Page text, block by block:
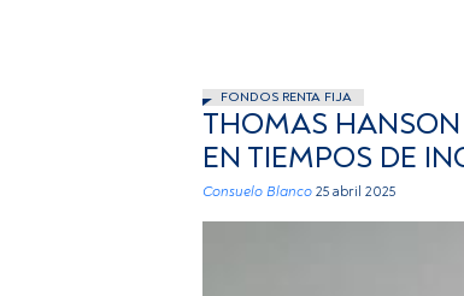
FONDOS RENTA FIJA
THOMAS
EN TIEMPOS DE
Consuelo Blanco 25 abril 2025